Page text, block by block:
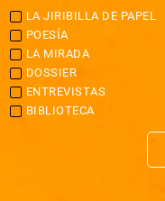
LA JIRIBILLA DE PAPEL
POESÍA
LA MIRADA
DOSSIER
ENTREVISTAS
BIBLIOTECA